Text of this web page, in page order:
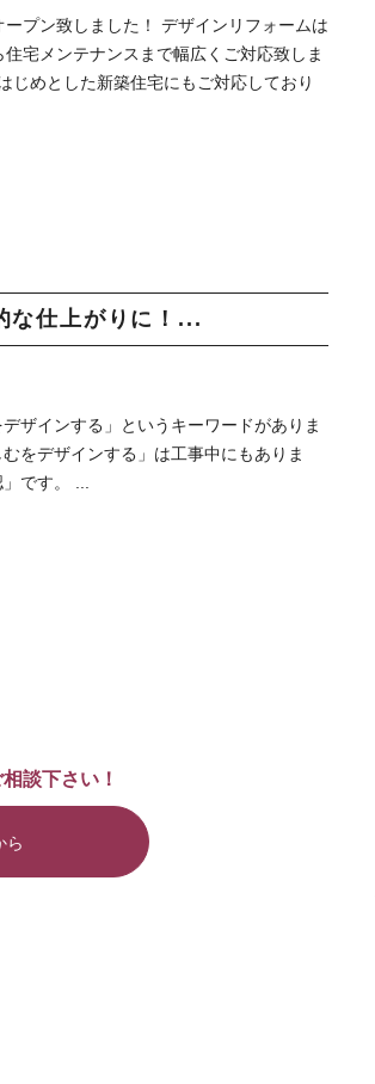
プン致しました！ デザインリフォームは
宅メンテナンスまで幅広くご対応致しま
じめとした新築住宅にもご対応しており
な仕上がりに！...
ザインする」というキーワードがありま
をデザインする」は工事中にもありま
です。 ...
談下さい！
ら